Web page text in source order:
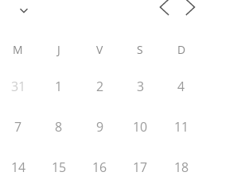
M J V S D
31 1 2 3 4
7 8 9 10 11
14 15 16 17 18